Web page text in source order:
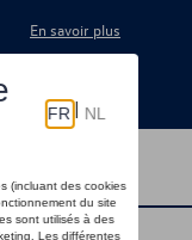
En savoir plus